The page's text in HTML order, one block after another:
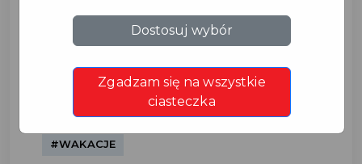
Aktywne wakacje w
Pruszczu Gdańskim 2026!
#WAKACJE
Dostosuj wybór
Zgadzam się na wszystkie
ciasteczka